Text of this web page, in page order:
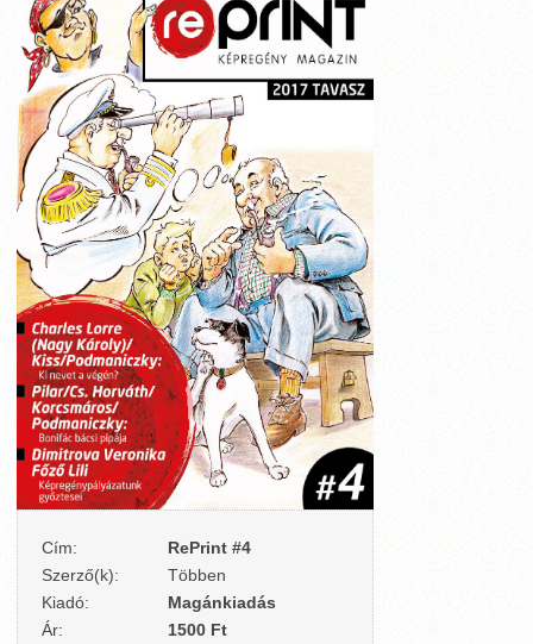
Cím:
RePrint #4
Szerző(k):
Többen
Kiadó:
Magánkiadás
Ár:
1500 Ft